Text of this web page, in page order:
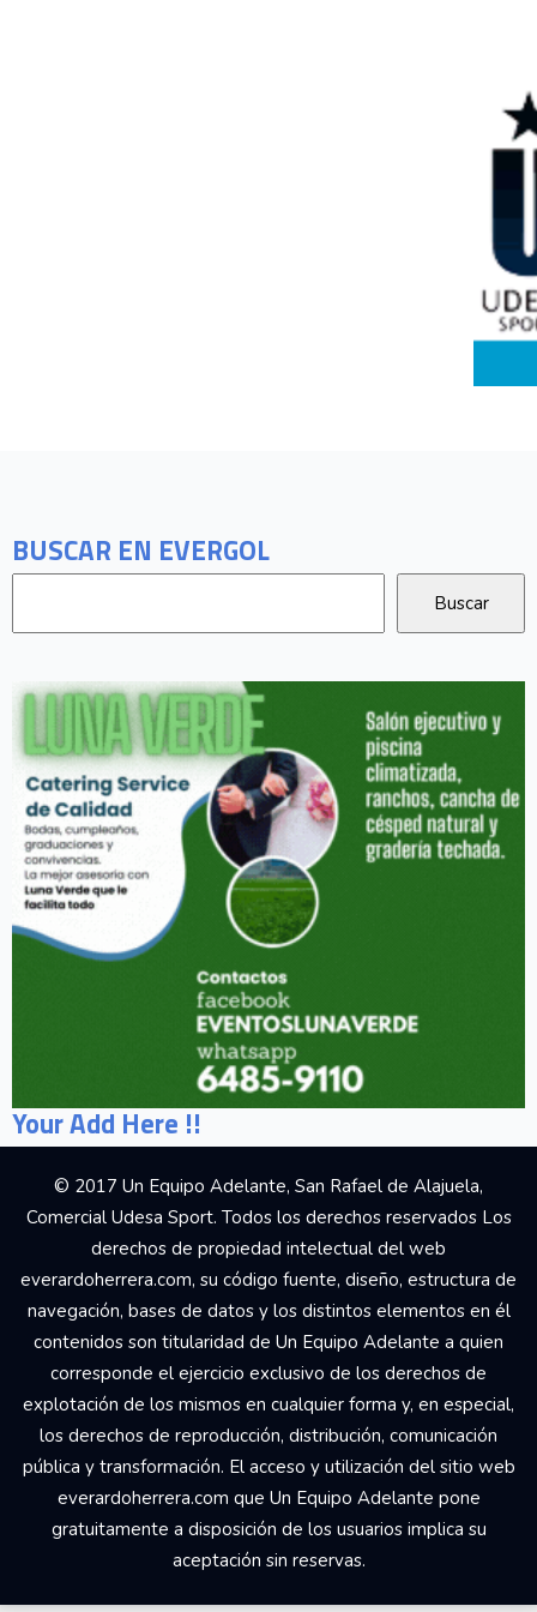
BUSCAR EN EVERGOL
Your Add Here !!
© 2017 Un Equipo Adelante, San Rafael de Alajuela,
Comercial Udesa Sport. Todos los derechos reservados Los
derechos de propiedad intelectual del web
everardoherrera.com, su código fuente, diseño, estructura de
navegación, bases de datos y los distintos elementos en él
contenidos son titularidad de Un Equipo Adelante a quien
corresponde el ejercicio exclusivo de los derechos de
explotación de los mismos en cualquier forma y, en especial,
los derechos de reproducción, distribución, comunicación
pública y transformación. El acceso y utilización del sitio web
everardoherrera.com que Un Equipo Adelante pone
gratuitamente a disposición de los usuarios implica su
aceptación sin reservas.